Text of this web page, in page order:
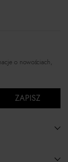
o nowościach,
ZAPISZ